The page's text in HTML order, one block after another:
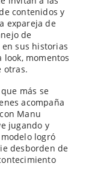
contenidos y
expareja de
de
sus historias
look, momentos
otras.
más se
acompaña
Manu
jugando y
logró
desborden de